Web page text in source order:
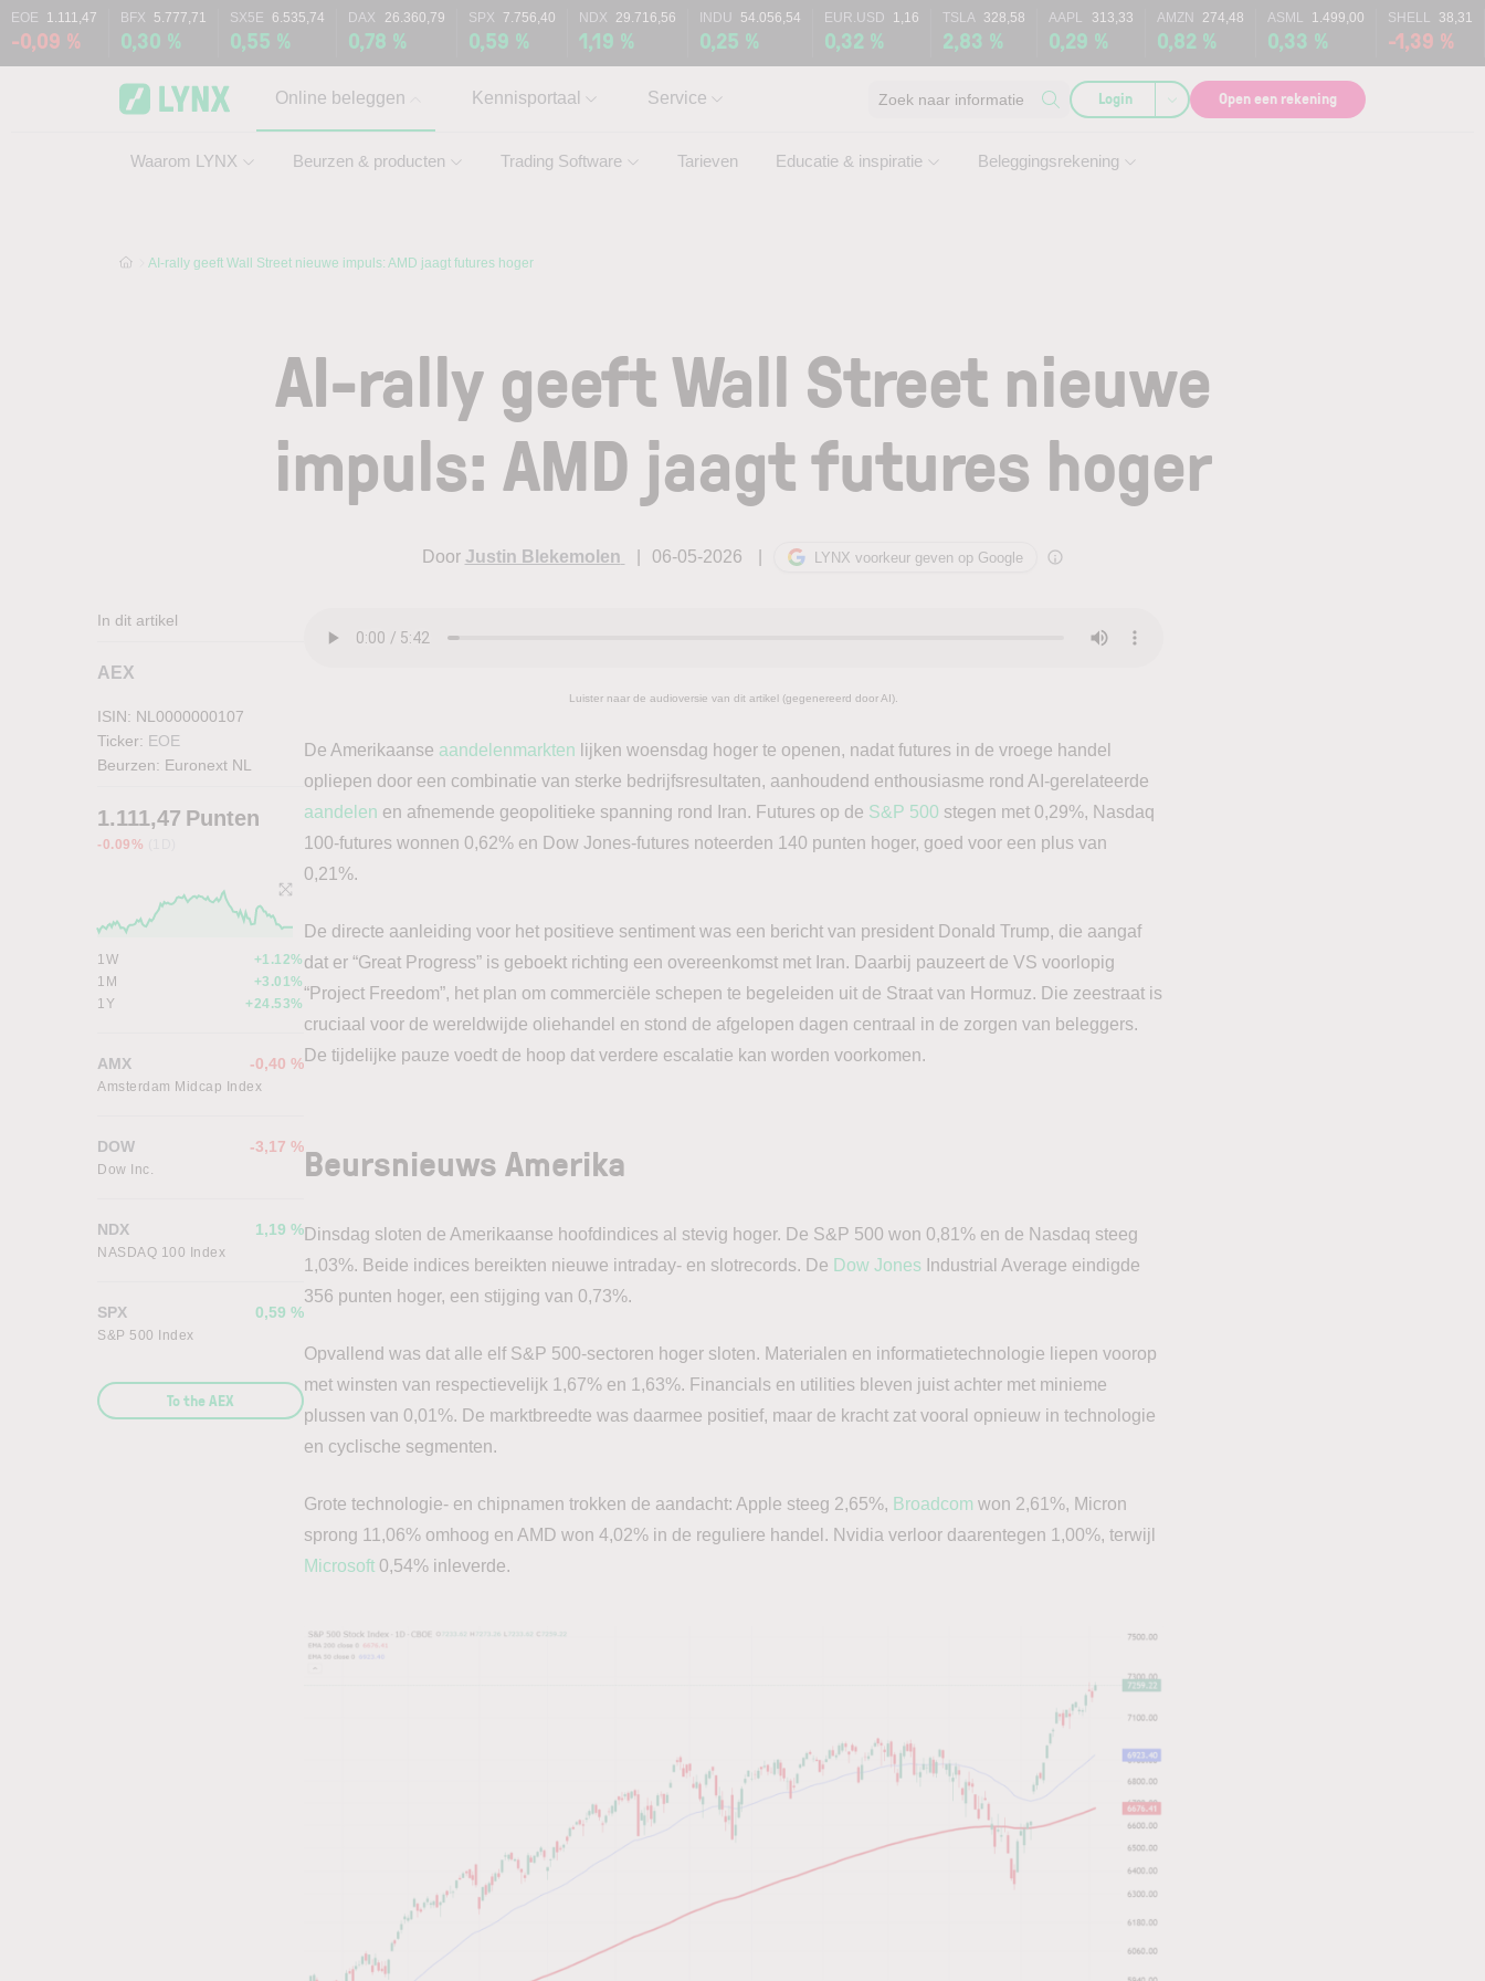
Skip to main content
Skip to search
EOE 1.111,47
-0,09 %
BFX 5.777,71
0,30 %
SX5E 6.535,74
0,55 %
DAX 26.360,79
0,78 %
SPX 7.756,40
0,59 %
NDX 29.716,56
1,19 %
INDU 54.056,54
0,25 %
EUR.USD 1,16
0,32 %
TSLA 328,58
2,83 %
AAPL 313,33
0,29 %
AMZN 274,48
0,82 %
ASML 1.499,00
0,33 %
SHELL 38,31
-1,39 %
Online beleggen
Waarom LYNX Beurzen & producten Trading Software Tarieven Educatie & inspiratie Beleggingsrekening
Kennisportaal Service Zoek naar informatie Login Open een rekening
AI-rally geeft Wall Street nieuwe impuls: AMD jaagt futures hoger
AI-rally geeft Wall Street nieuwe
impuls: AMD jaagt futures hoger
Door Justin Blekemolen 06-05-2026 LYNX voorkeur geven op Google
In dit artikel
AEX
ISIN: NL0000000107
Ticker: EOE
Beurzen: Euronext NL
1.111,47 Punten
-0.09%
1W
+1.12%
1M
+3.01%
1Y
+24.53%
AMX -0,40 %
Amsterdam Midcap Index
DOW -3,17 %
Dow Inc.
NDX 1,19 %
NASDAQ 100 Index
SPX 0,59 %
S&P 500 Index
To the AEX
Luister naar de audioversie van dit artikel (gegenereerd door AI).
De Amerikaanse aandelenmarkten lijken woensdag hoger te openen, nadat futures in de vroege handel
opliepen door een combinatie van sterke bedrijfsresultaten, aanhoudend enthousiasme rond AI-gerelateerde
aandelen en afnemende geopolitieke spanning rond Iran. Futures op de S&P 500 stegen met 0,29%, Nasdaq
100-futures wonnen 0,62% en Dow Jones-futures noteerden 140 punten hoger, goed voor een plus van
0,21%.
De directe aanleiding voor het positieve sentiment was een bericht van president Donald Trump, die aangaf
dat er “Great Progress” is geboekt richting een overeenkomst met Iran. Daarbij pauzeert de VS voorlopig
“Project Freedom”, het plan om commerciële schepen te begeleiden uit de Straat van Hormuz. Die zeestraat is
cruciaal voor de wereldwijde oliehandel en stond de afgelopen dagen centraal in de zorgen van beleggers.
De tijdelijke pauze voedt de hoop dat verdere escalatie kan worden voorkomen.
Beursnieuws Amerika
Dinsdag sloten de Amerikaanse hoofdindices al stevig hoger. De S&P 500 won 0,81% en de Nasdaq steeg
1,03%. Beide indices bereikten nieuwe intraday- en slotrecords. De Dow JonesIndustrial Average eindigde
356 punten hoger, een stijging van 0,73%.
Opvallend was dat alle elf S&P 500-sectoren hoger sloten. Materialen en informatietechnologie liepen voorop
met winsten van respectievelijk 1,67% en 1,63%. Financials en utilities bleven juist achter met minieme
plussen van 0,01%. De marktbreedte was daarmee positief, maar de kracht zat vooral opnieuw in technologie
en cyclische segmenten.
Grote technologie- en chipnamen trokken de aandacht: Apple steeg 2,65%, Broadcom won 2,61%, Micron
sprong 11,06% omhoog en AMD won 4,02% in de reguliere handel. Nvidia verloor daarentegen 1,00%, terwijl
Microsoft0,54% inleverde.